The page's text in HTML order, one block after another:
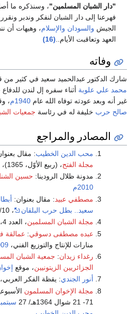
"دار الشبان المسلمين"، وسنذكره ما
فهرعنا إلى دار الشبان لنفكر وندبر
الجيش والسودان والإسلام، وهيهات أن
العهد وتعاقبت الأيام..(16)
وفاته
شارك الدكتور عبدالحميد سعيد في كثير من
محمد علي علوبة أثناء سفره إل لندن
غير أنه وبعد عودته توفاه الله عام 1940م ،
صالح حرب خليفة له في رئاسة جمعيات
المصادر والمراجع
محب الدين الخطيب: مقال
مجلة الفتح، (ربيع الأوّل، 1365)، صـ20.
مدونة ظلال الرودينا: حسين
2010م
مصطفي عبيد: مقال بعنوان:
سعيد.. بطل حرب البلقان
، 10/ 8/
مجلة الشبان المسلمين، العدد 4،
عبده مصطفى دسوقي: عمالقة
منارات للإنتاج والتوزيع الفني،
رغداء زيدان: جمعية الشبان
الجزائريين الزيتونيين، موقع
أنور الجندي: يقظة الفكر العربي،
مجلة الإخوان المسلمون
71- 21 شوال 1364هـ/ 27